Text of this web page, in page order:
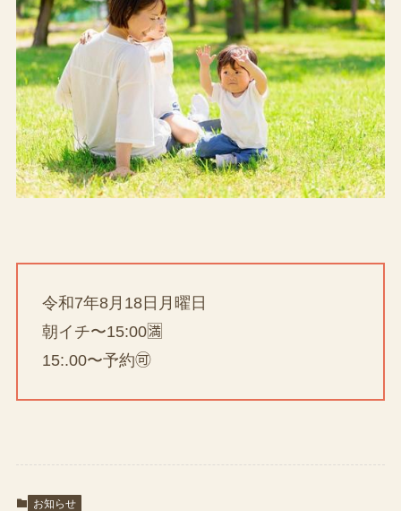
令和7年8月18日月曜日
朝イチ〜15:00🈵
15:.00〜予約🉑
お知らせ